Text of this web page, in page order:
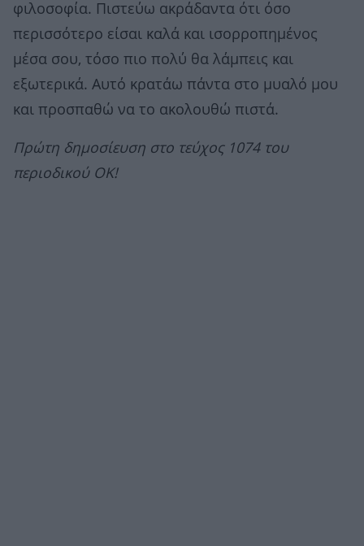
φιλοσοφία. Πιστεύω ακράδαντα ότι όσο
περισσότερο είσαι καλά και ισορροπημένος
μέσα σου, τόσο πιο πολύ θα λάμπεις και
εξωτερικά. Αυτό κρατάω πάντα στο μυαλό μου
και προσπαθώ να το ακολουθώ πιστά.
Πρώτη δημοσίευση στο τεύχος 1074 του
περιοδικού ΟΚ!